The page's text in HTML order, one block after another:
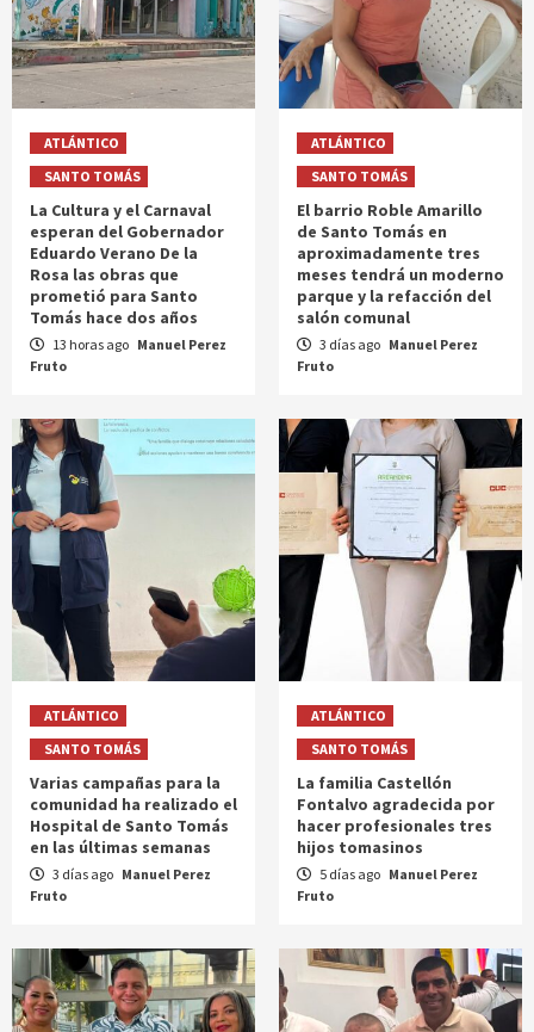
ATLÁNTICO
SANTO TOMÁS
La Cultura y el Carnaval
esperan del Gobernador
Eduardo Verano De la
Rosa las obras que
prometió para Santo
Tomás hace dos años
13 horas ago Manuel Perez
Fruto
ATLÁNTICO
SANTO TOMÁS
El barrio Roble Amarillo
de Santo Tomás en
aproximadamente tres
meses tendrá un moderno
parque y la refacción del
salón comunal
3 días ago Manuel Perez
Fruto
ATLÁNTICO
SANTO TOMÁS
Varias campañas para la
comunidad ha realizado el
Hospital de Santo Tomás
en las últimas semanas
3 días ago Manuel Perez
Fruto
ATLÁNTICO
SANTO TOMÁS
La familia Castellón
Fontalvo agradecida por
hacer profesionales tres
hijos tomasinos
5 días ago Manuel Perez
Fruto